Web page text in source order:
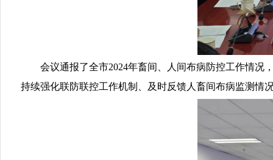
会议通报了全市2024年畜间、人间布病防控工作情况
持续强化联防联控工作机制、及时反馈人畜间布病监测情